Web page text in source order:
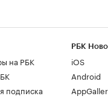
на РБК
подписка
РБК
iOS
Android